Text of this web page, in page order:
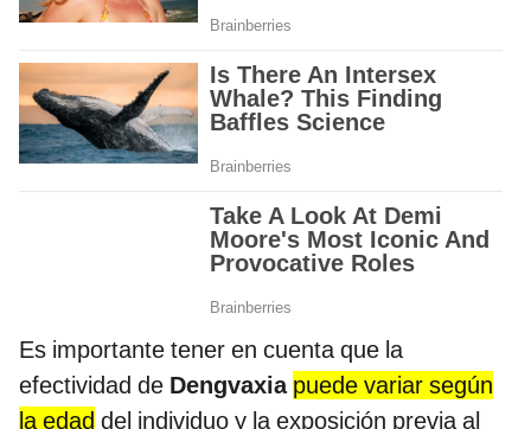
Es importante tener en cuenta que la
efectividad de Dengvaxia puede variar según
la edad del individuo y la exposición previa al